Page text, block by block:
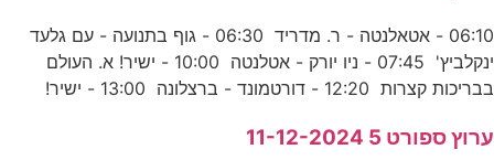
06:10 - אטאלנטה - ר. מדריד 06:30 - גוף בתנועה - עם גלעד
ינקלביץ' 07:45 - ניו יורק - אטלנטה 10:00 - ישיר! א. העולם
בבריכות קצרות 12:20 - דורטמונד - ברצלונה 13:00 - ישיר!
ערוץ ספורט 5 11-12-2024